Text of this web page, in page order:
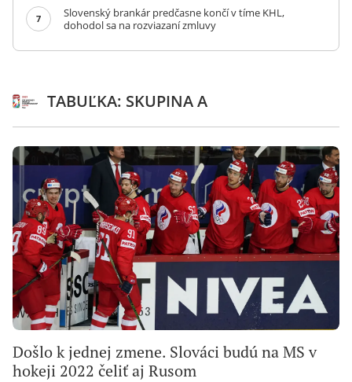
7
Slovenský brankár predčasne končí v tíme KHL,
dohodol sa na rozviazaní zmluvy
TABUĽKA: SKUPINA A
Došlo k jednej zmene. Slováci budú na MS v
hokeji 2022 čeliť aj Rusom